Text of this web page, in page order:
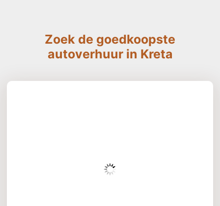
Zoek de goedkoopste
autoverhuur in Kreta